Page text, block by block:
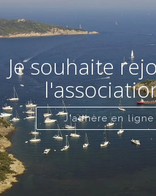
Je souhaite
J'adhère en ligne